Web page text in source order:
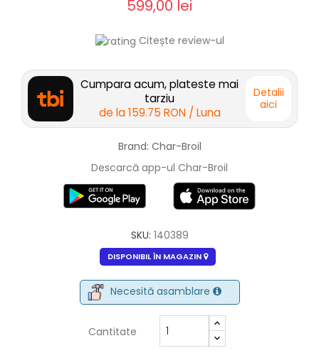
599,00 lei
Citește review-ul
Cumpara acum, plateste mai
tarziu
de la 159.75 RON / Luna
Detalii
aici
Brand: Char-Broil
Descarcă app-ul Char-Broil
SKU: 140389
DISPONIBIL ÎN MAGAZIN
Necesită asamblare
Cantitate